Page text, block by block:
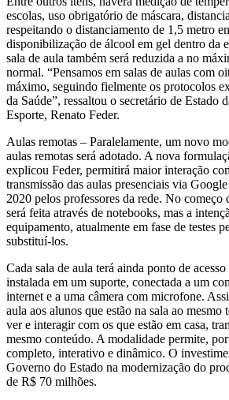
escolas, uso obrigatório de máscara,
respeitando o distanciamento de 1,5 metro
disponibilização de álcool em gel dentro da
sala de aula também será reduzida a no
normal. “Pensamos em salas de aulas com
máximo, seguindo fielmente os protocolos
da Saúde”, ressaltou o secretário de Estado
Esporte, Renato Feder.
Aulas remotas – Paralelamente, um novo
aulas remotas será adotado. A nova
explicou Feder, permitirá maior interação
transmissão das aulas presenciais via
2020 pelos professores da rede. No começo
será feita através de notebooks, mas a
equipamento, atualmente em fase de testes
substituí-los.
Cada sala de aula terá ainda ponto de
instalada em um suporte, conectada a um
internet e a uma câmera com microfone.
aula aos alunos que estão na sala ao mesmo
ver e interagir com os que estão em casa,
mesmo conteúdo. A modalidade permite,
completo, interativo e dinâmico. O
Governo do Estado na modernização do
de R$ 70 milhões.